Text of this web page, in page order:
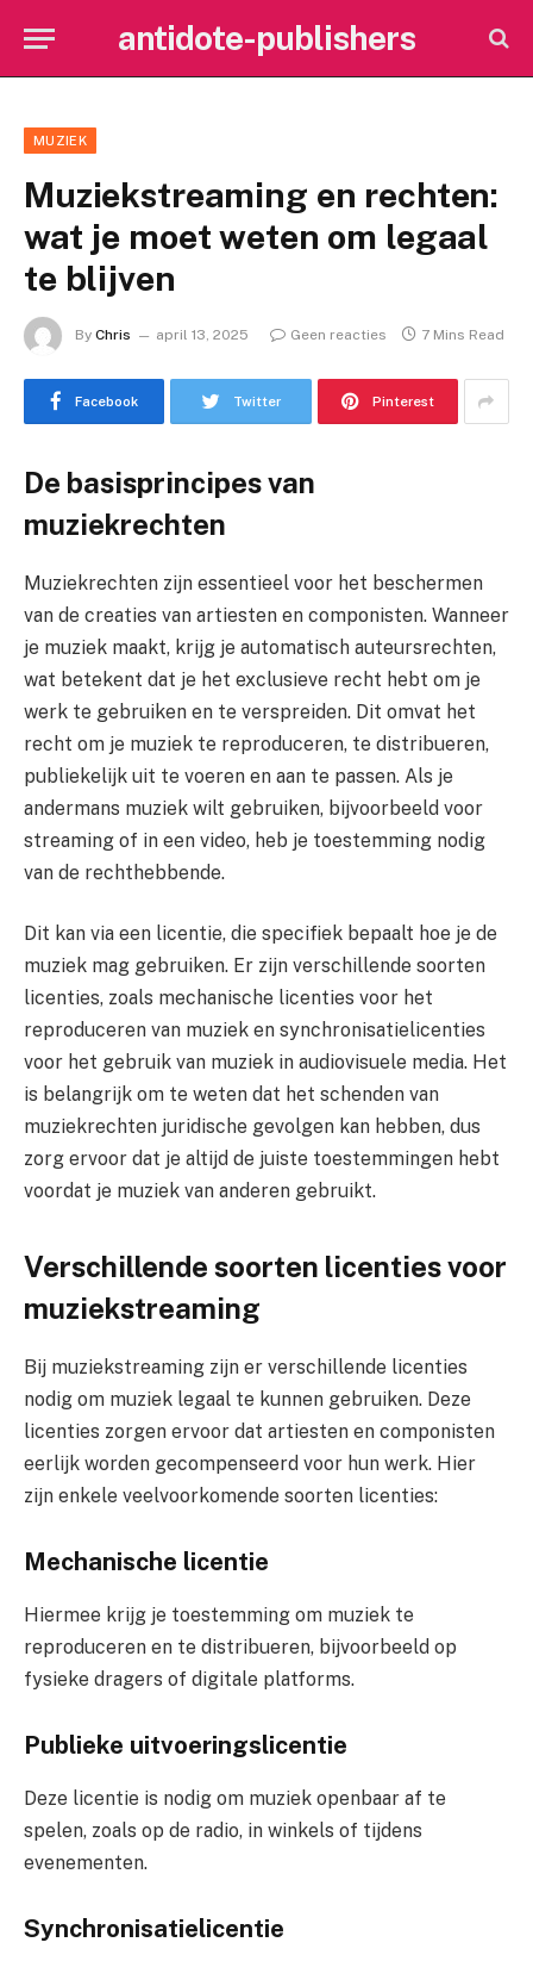
antidote-publishers
MUZIEK
Muziekstreaming en rechten:
wat je moet weten om legaal
te blijven
By Chris april 13, 2025 Geen reacties 7 Mins Read
Facebook Twitter Pinterest
De basisprincipes van
muziekrechten
Muziekrechten zijn essentieel voor het beschermen
van de creaties van artiesten en componisten. Wanneer
je muziek maakt, krijg je automatisch auteursrechten,
wat betekent dat je het exclusieve recht hebt om je
werk te gebruiken en te verspreiden. Dit omvat het
recht om je muziek te reproduceren, te distribueren,
publiekelijk uit te voeren en aan te passen. Als je
andermans muziek wilt gebruiken, bijvoorbeeld voor
streaming of in een video, heb je toestemming nodig
van de rechthebbende.
Dit kan via een licentie, die specifiek bepaalt hoe je de
muziek mag gebruiken. Er zijn verschillende soorten
licenties, zoals mechanische licenties voor het
reproduceren van muziek en synchronisatielicenties
voor het gebruik van muziek in audiovisuele media. Het
is belangrijk om te weten dat het schenden van
muziekrechten juridische gevolgen kan hebben, dus
zorg ervoor dat je altijd de juiste toestemmingen hebt
voordat je muziek van anderen gebruikt.
Verschillende soorten licenties voor
muziekstreaming
Bij muziekstreaming zijn er verschillende licenties
nodig om muziek legaal te kunnen gebruiken. Deze
licenties zorgen ervoor dat artiesten en componisten
eerlijk worden gecompenseerd voor hun werk. Hier
zijn enkele veelvoorkomende soorten licenties:
Mechanische licentie
Hiermee krijg je toestemming om muziek te
reproduceren en te distribueren, bijvoorbeeld op
fysieke dragers of digitale platforms.
Publieke uitvoeringslicentie
Deze licentie is nodig om muziek openbaar af te
spelen, zoals op de radio, in winkels of tijdens
evenementen.
Synchronisatielicentie